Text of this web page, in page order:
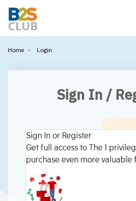
Home • Login
Sign In /
Sign In or Register
Get full access to The 1
purchase even more valuable